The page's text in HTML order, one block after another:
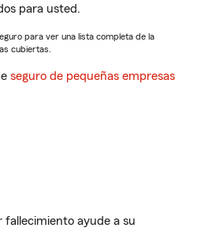
para usted.
para ver una lista completa de la
cubiertas.
seguro de pequeñas empresas
fallecimiento ayude a su